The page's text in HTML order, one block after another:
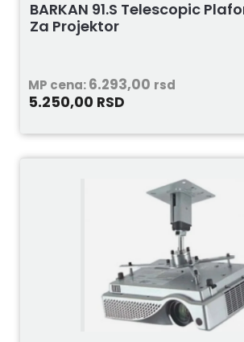
BARKAN 91.S Telescopic
Za Projektor
MP cena:6.293,00 rsd
5.250,00 RSD